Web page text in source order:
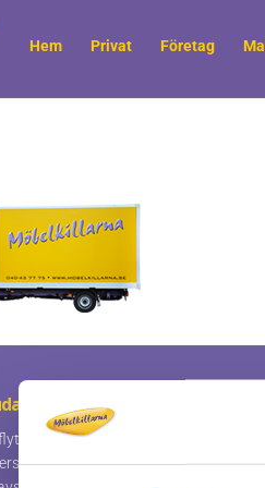
Hem Privat Företag
och tillhörande tjänster åt
som kräver ett prisvärt och